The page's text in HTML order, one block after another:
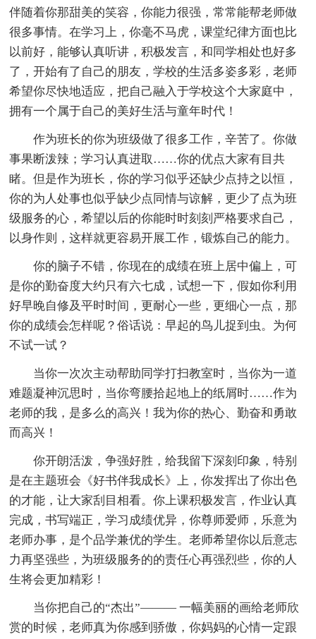
伴随着你那甜美的笑容，你能力很强，常常能帮老师做
很多事情。在学习上，你毫不马虎，课堂纪律方面也比
以前好，能够认真听讲，积极发言，和同学相处也好多
了，开始有了自己的朋友，学校的生活多姿多彩，老师
希望你尽快地适应，把自己融入于学校这个大家庭中，
拥有一个属于自己的美好生活与童年时代！
作为班长的你为班级做了很多工作，辛苦了。你做
事果断泼辣；学习认真进取……你的优点大家有目共
睹。但是作为班长，你的学习似乎还缺少点持之以恒，
你的为人处事也似乎缺少点同情与谅解，更少了点为班
级服务的心，希望以后的你能时时刻刻严格要求自己，
以身作则，这样就更容易开展工作，锻炼自己的能力。
你的脑子不错，你现在的成绩在班上居中偏上，可
是你的勤奋度大约只有六七成，试想一下，假如你利用
好早晚自修及平时时间，更耐心一些，更细心一点，那
你的成绩会怎样呢？俗话说：早起的鸟儿捉到虫。为何
不试一试？
当你一次次主动帮助同学打扫教室时，当你为一道
难题凝神沉思时，当你弯腰拾起地上的纸屑时……作为
老师的我，是多么的高兴！我为你的热心、勤奋和勇敢
而高兴！
你开朗活泼，争强好胜，给我留下深刻印象，特别
是在主题班会《好书伴我成长》上，你发挥出了你出色
的才能，让大家刮目相看。你上课积极发言，作业认真
完成，书写端正，学习成绩优异，你尊师爱师，乐意为
老师办事，是个品学兼优的学生。老师希望你以后意志
力再坚强些，为班级服务的的责任心再强烈些，你的人
生将会更加精彩！
当你把自己的“杰出”——— 一幅美丽的画给老师欣
赏的时候，老师真为你感到骄傲，你妈妈的心情一定跟